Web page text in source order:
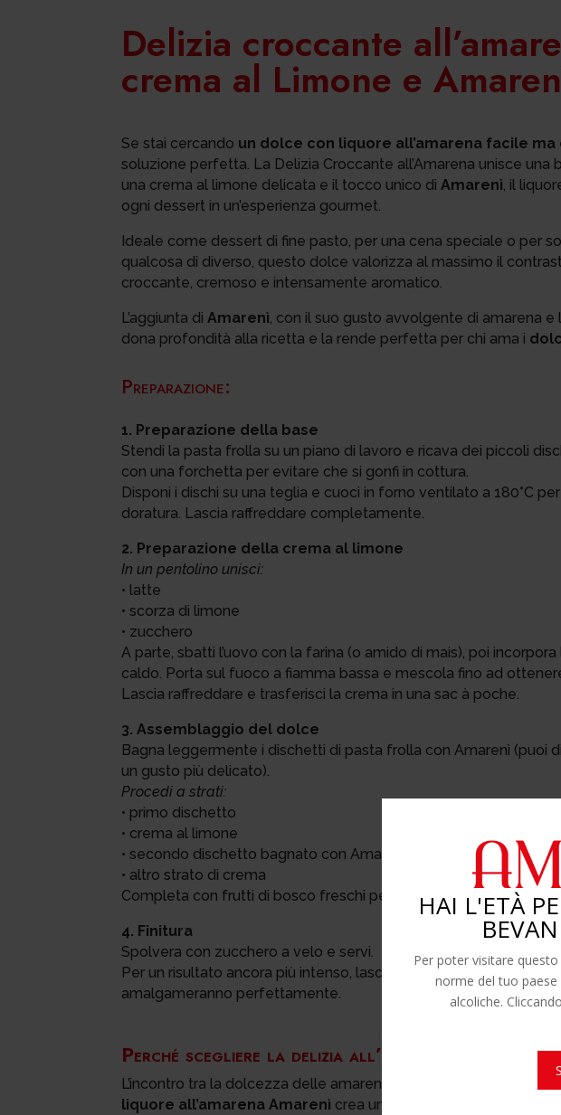
HAI L'ETÀ
Per poter visitare
norme del tuo
alcoliche.
Delizia croccante
crema al Limone e
Se stai cercando un dolce con liquore all’amarena facile ma
soluzione perfetta. La Delizia Croccante all’Amarena unisce una
una crema al limone delicata e il tocco unico diAmarenì, il
ogni dessert in un’esperienza gourmet.
Ideale come dessert di fine pasto, per una cena speciale o per
qualcosa di diverso, questo dolce valorizza al massimo il
croccante, cremoso e intensamente aromatico.
L’aggiunta diAmarenì, con il suo gusto avvolgente di amarena
dona profondità alla ricetta e la rende perfetta per chi ama i
Preparazione:
1. Preparazione della base
Stendi la pasta frolla su un piano di lavoro e ricava dei piccoli
con una forchetta per evitare che si gonfi in cottura.
Disponi i dischi su una teglia e cuoci in forno ventilato a 180°C
doratura. Lascia raffreddare completamente.
2. Preparazione della crema al limone
In un pentolino unisci:
• latte
• scorza di limone
• zucchero
A parte, sbatti l’uovo con la farina (o amido di mais), poi
caldo. Porta sul fuoco a fiamma bassa e mescola fino ad
Lascia raffreddare e trasferisci la crema in una sac à poche.
3. Assemblaggio del dolce
Bagna leggermente i dischetti di pasta frolla con Amarenì (puoi
un gusto più delicato).
Procedi a strati:
• primo dischetto
• crema al limone
• secondo dischetto bagnato con Amarenì
• altro strato di crema
Completa con frutti di bosco freschi per un tocco di freschezza.
4. Finitura
Spolvera con zucchero a velo e servi.
Per un risultato ancora più intenso, lascia riposare qualche
amalgameranno perfettamente.
Perché scegliere la delizia all’amarena
L’incontro tra la dolcezza delle amarene, la freschezza della
liquore all’amarena Amarenì crea un dessert elegante e